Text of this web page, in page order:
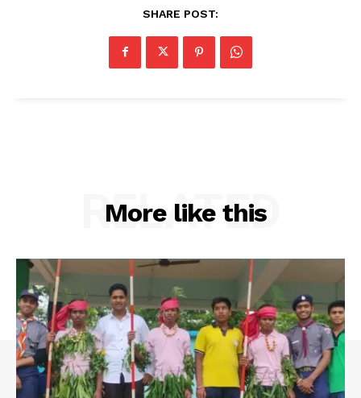
SHARE POST:
More like this
RELATED